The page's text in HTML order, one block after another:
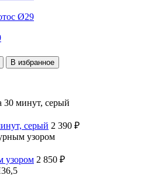
В избранное
серый 2 390 ₽
узором 2 850 ₽